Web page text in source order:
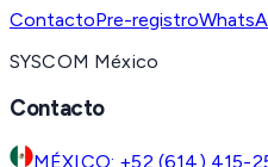
ContactoPre-registro
SYSCOM México
Contacto
MÉXICO: +52 (614) 415-